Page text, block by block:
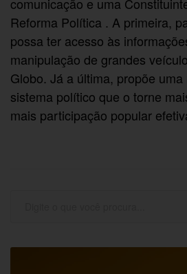
Reforma Política . A primeira,
possa ter acesso às
manipulação de grandes
Globo. Já a última, propõe
sistema político que o torne
mais participação popular